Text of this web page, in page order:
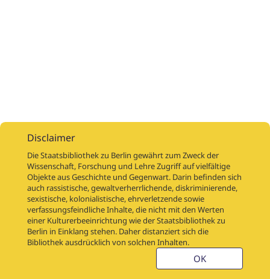
DigitalisierungsaufträgeÜberDigitalisierungsprojekteLinks
DigiworkflowWeitere digitalisierte Bestände
Kontakt
Nutzungsbedingungen
Startseite der SBB
Stabikat
Weitere Kataloge der SBB
Disclaimer
Die Staatsbibliothek zu Berlin gewährt zum Zweck der
Wissenschaft, Forschung und Lehre Zugriff auf vielfältige
Objekte aus Geschichte und Gegenwart. Darin befinden sich
auch rassistische, gewaltverherrlichende, diskriminierende,
sexistische, kolonialistische, ehrverletzende sowie
verfassungsfeindliche Inhalte, die nicht mit den Werten
einer Kulturerbeeinrichtung wie der Staatsbibliothek zu
Berlin in Einklang stehen. Daher distanziert sich die
Bibliothek ausdrücklich von solchen Inhalten.
OK